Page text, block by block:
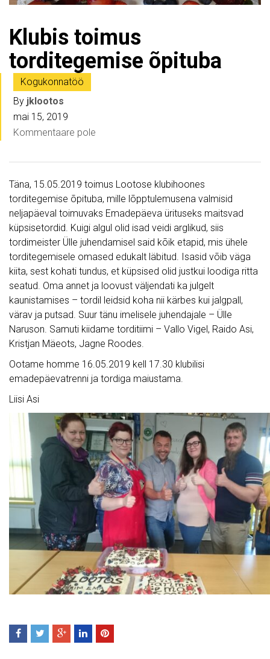
Klubis toimus
torditegemise õpituba
Kogukonnatöö
By jklootos
mai 15, 2019
Kommentaare pole
Täna, 15.05.2019 toimus Lootose klubihoones
torditegemise õpituba, mille lõpptulemusena valmisid
neljapäeval toimuvaks Emadepäeva ürituseks maitsvad
küpsisetordid. Kuigi algul olid isad veidi arglikud, siis
tordimeister Ülle juhendamisel said kõik etapid, mis ühele
torditegemisele omased edukalt läbitud. Isasid võib väga
kiita, sest kohati tundus, et küpsised olid justkui loodiga ritta
seatud. Oma annet ja loovust väljendati ka julgelt
kaunistamises – tordil leidsid koha nii kärbes kui jalgpall,
värav ja putsad. Suur tänu imelisele juhendajale – Ülle
Naruson. Samuti kiidame torditiimi – Vallo Vigel, Raido Asi,
Kristjan Mäeots, Jagne Roodes.
Ootame homme 16.05.2019 kell 17.30 klubilisi
emadepäevatrenni ja tordiga maiustama.
Liisi Asi